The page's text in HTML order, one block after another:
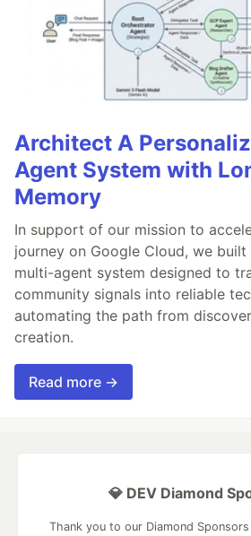
Architect A
Agent System with
Memory
In support of our mission to
journey on Google Cloud, we
multi-agent system designed to
community signals into reliable
automating the path from
creation.
Read more →
💎 DEV Diamond
Thank you to our Diamond